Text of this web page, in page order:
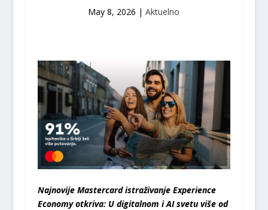
May 8, 2026 |Aktuelno
Najnovije Mastercard istraživanje Experience
Economy otkriva: U digitalnom i AI svetu više od